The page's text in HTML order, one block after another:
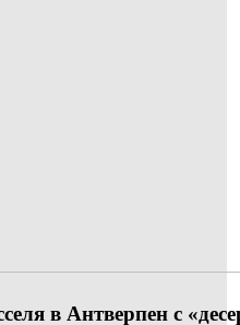
в Антверпен с